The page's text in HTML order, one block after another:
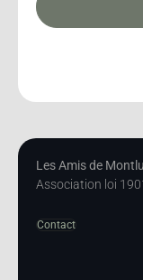
Les Amis de
Association loi
Contact